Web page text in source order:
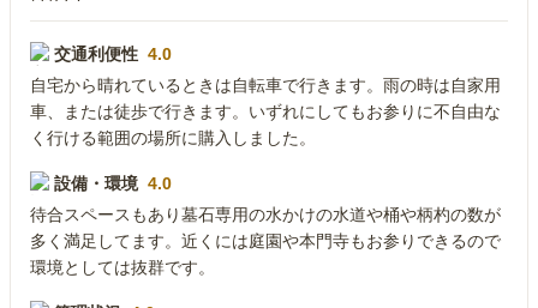
交通利便性 4.0
自宅から晴れているときは自転車で行きます。雨の時は自家用
車、または徒歩で行きます。いずれにしてもお参りに不自由な
く行ける範囲の場所に購入しました。
設備・環境 4.0
待合スペースもあり墓石専用の水かけの水道や桶や柄杓の数が
多く満足してます。近くには庭園や本門寺もお参りできるので
環境としては抜群です。